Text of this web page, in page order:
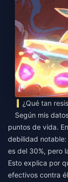
¿Qué tan
Según mis
puntos de vida.
debilidad notable:
es del 30%, pero
Esto explica por
efectivos contra